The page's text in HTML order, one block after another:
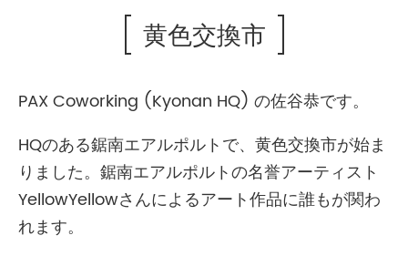
黄色交換市
PAX Coworking (Kyonan HQ) の佐谷恭です。
HQのある鋸南エアルポルトで、黄色交換市が始ま
りました。鋸南エアルポルトの名誉アーティスト
YellowYellowさんによるアート作品に誰もが関わ
れます。